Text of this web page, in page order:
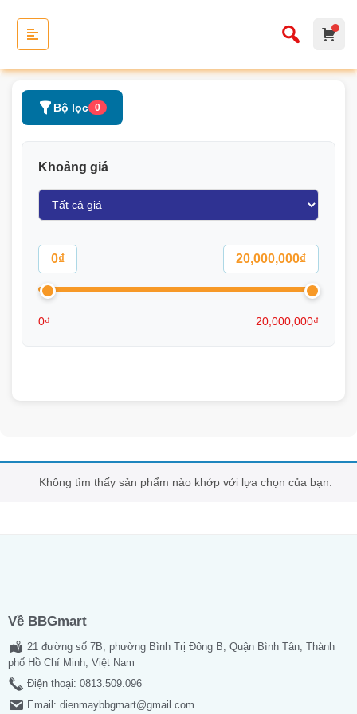
Bộ lọc 0
Khoảng giá
0₫ 20,000,000₫
0₫ 20,000,000₫
Không tìm thấy sản phẩm nào khớp với lựa chọn của bạn.
Về BBGmart
21 đường số 7B, phường Bình Trị Đông B, Quận Bình Tân, Thành
phố Hồ Chí Minh, Việt Nam
Điện thoại: 0813.509.096
Email: dienmaybbgmart@gmail.com